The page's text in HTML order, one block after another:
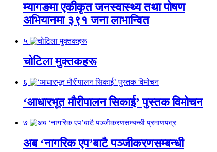
म्यागङमा एकीकृत जनस्वास्थ्य तथा पोषण
अभियानमा ३९१ जना लाभान्वित
५
चोटिला मुक्तकहरू
६
‘आधारभूत मौरीपालन सिकाई’ पुस्तक विमोचन
७
अब ‘नागरिक एप’बाटै पञ्जीकरणसम्बन्धी